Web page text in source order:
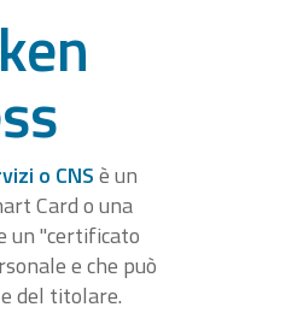
o CNSè un
Card o una
un "certificato
e che può
del titolare.